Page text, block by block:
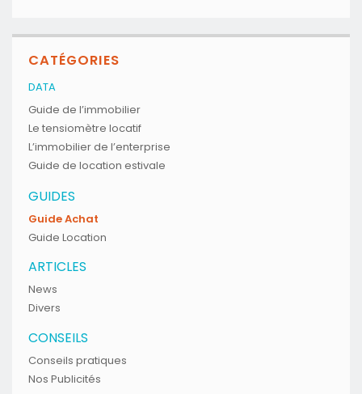
CATÉGORIES
DATA
Guide de l’immobilier
Le tensiomètre locatif
L’immobilier de l’enterprise
Guide de location estivale
GUIDES
Guide Achat
Guide Location
ARTICLES
News
Divers
CONSEILS
Conseils pratiques
Nos Publicités